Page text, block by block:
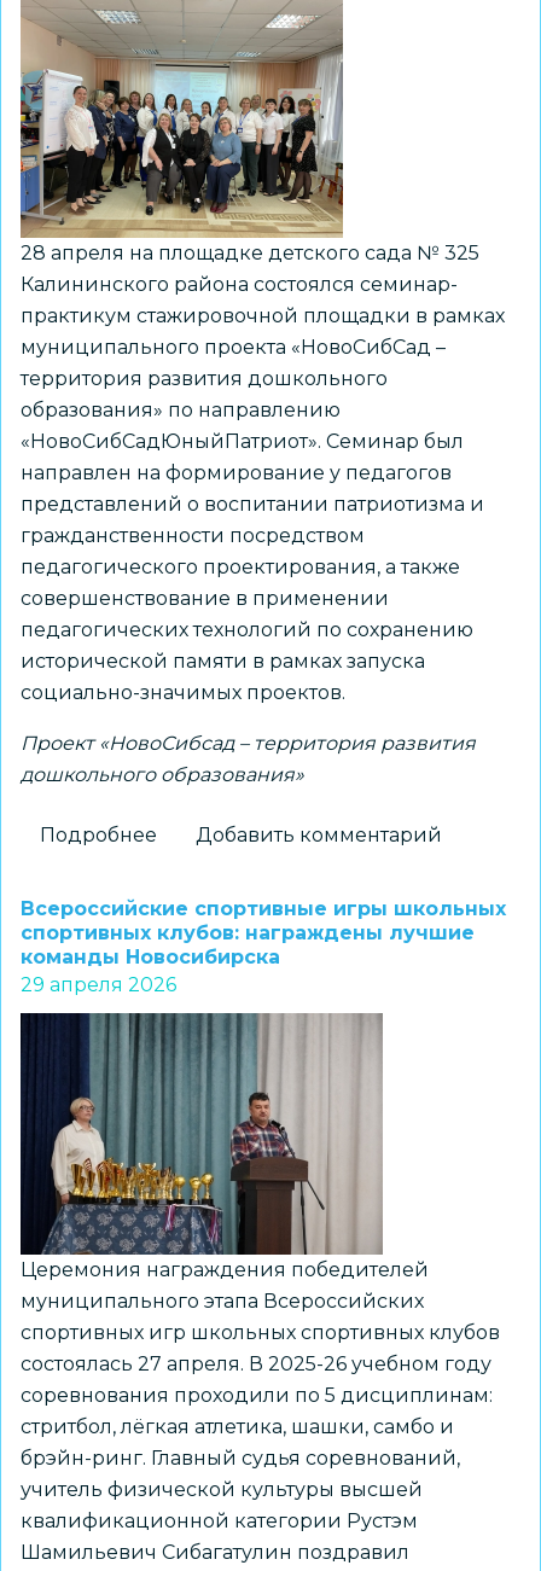
инновационные
формы
взаимодействия
с
родителями
28 апреля на площадке детского сада № 325
Калининского района состоялся семинар-
практикум стажировочной площадки в рамках
муниципального проекта «НовоСибСад –
территория развития дошкольного
образования» по направлению
«НовоСибСадЮныйПатриот». Семинар был
направлен на формирование у педагогов
представлений о воспитании патриотизма и
гражданственности посредством
педагогического проектирования, а также
совершенствование в применении
педагогических технологий по сохранению
исторической памяти в рамках запуска
социально-значимых проектов.
Проект «НовоСибсад – территория развития
дошкольного образования»
Подробнее
и
гражданственности
посредством
педагогического
проектирования
Добавить комментарий
Всероссийские спортивные игры школьных
спортивных клубов: награждены лучшие
команды Новосибирска
29 апреля 2026
Церемония награждения победителей
муниципального этапа Всероссийских
спортивных игр школьных спортивных клубов
состоялась 27 апреля. В 2025-26 учебном году
соревнования проходили по 5 дисциплинам:
стритбол, лёгкая атлетика, шашки, самбо и
брэйн-ринг. Главный судья соревнований,
учитель физической культуры высшей
квалификационной категории Рустэм
Шамильевич Сибагатулин поздравил